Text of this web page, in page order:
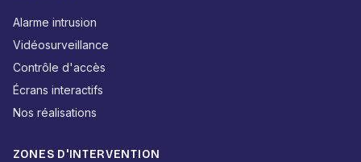
Alarme intrusion
Vidéosurveillance
Contrôle d'accès
Écrans interactifs
Nos réalisations
ZONES D'INTERVENTION